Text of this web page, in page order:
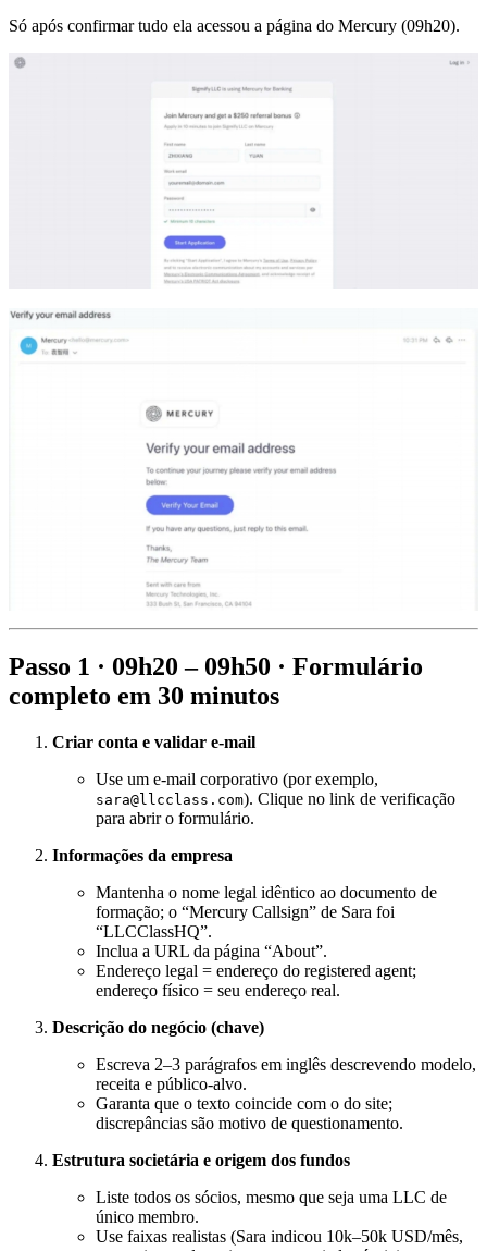
Só após confirmar tudo ela acessou a página do Mercury (09h20).
Passo 1 · 09h20 – 09h50 · Formulário
completo em 30 minutos
Criar conta e validar e-mail
Use um e-mail corporativo (por exemplo,
sara@llcclass.com). Clique no link de verificação
para abrir o formulário.
Informações da empresa
Mantenha o nome legal idêntico ao documento de
formação; o “Mercury Callsign” de Sara foi
“LLCClassHQ”.
Inclua a URL da página “About”.
Endereço legal = endereço do registered agent;
endereço físico = seu endereço real.
Descrição do negócio (chave)
Escreva 2–3 parágrafos em inglês descrevendo modelo,
receita e público-alvo.
Garanta que o texto coincide com o do site;
discrepâncias são motivo de questionamento.
Estrutura societária e origem dos fundos
Liste todos os sócios, mesmo que seja uma LLC de
único membro.
Use faixas realistas (Sara indicou 10k–50k USD/mês,